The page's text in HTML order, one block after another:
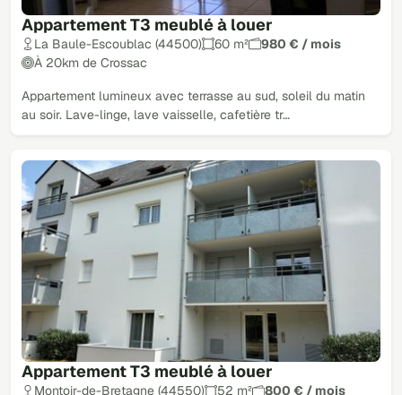
Appartement T3 meublé à louer
La Baule-Escoublac (44500) 60 m²
980 € / mois
À 20km de Crossac
Appartement lumineux avec terrasse au sud, soleil du matin
au soir. Lave-linge, lave vaisselle, cafetière tr…
Appartement T3 meublé à louer
Montoir-de-Bretagne (44550) 52 m² 800 € / mois